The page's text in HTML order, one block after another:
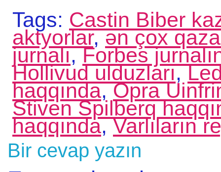
Tags: Castin Biber
aktyorlar,ən çox
jurnalı,Forbes
Hollivud ulduzları,
haqqında,Opra
Stiven Spilberq
haqqında,Varlıların
Bir cevap yazın